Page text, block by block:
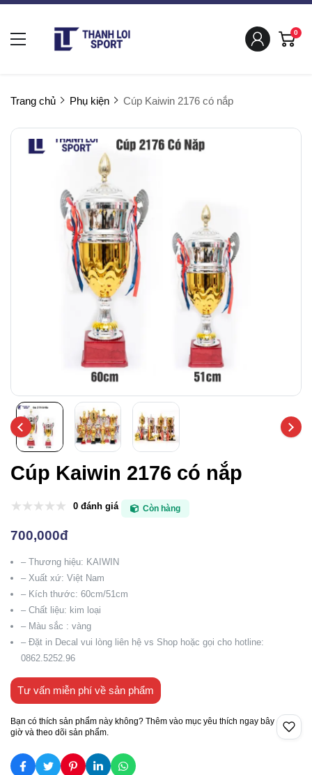
0
Trang chủ Phụ kiện Cúp Kaiwin 2176 có nắp
Cúp Kaiwin 2176 có nắp
0 đánh giá Còn hàng
700,000đ
– Thương hiệu: KAIWIN
– Xuất xứ: Việt Nam
– Kích thước: 60cm/51cm
– Chất liệu: kim loại
– Màu sắc : vàng
– Đặt in Decal vui lòng liên hệ vs Shop hoặc gọi cho hotline:
0862.5252.96
Tư vấn miễn phí về sản phẩm
Bạn có thích sản phẩm này không? Thêm vào mục yêu thích ngay bây
giờ và theo dõi sản phẩm.